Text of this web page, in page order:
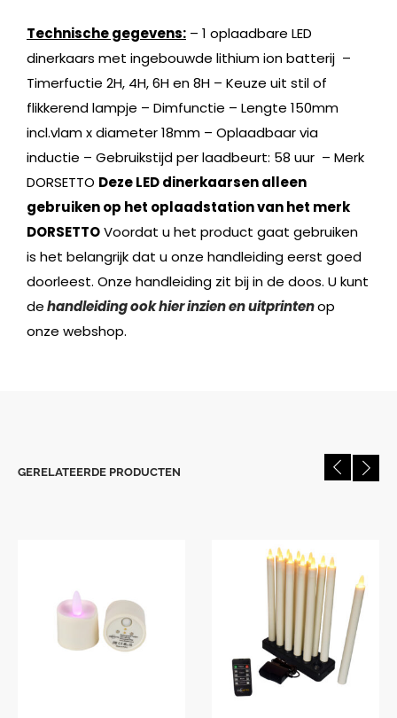
Technische gegevens: – 1 oplaadbare LED
dinerkaars met ingebouwde lithium ion batterij –
Timerfuctie 2H, 4H, 6H en 8H – Keuze uit stil of
flikkerend lampje – Dimfunctie – Lengte 150mm
incl.vlam x diameter 18mm – Oplaadbaar via
inductie – Gebruikstijd per laadbeurt: 58 uur – Merk
DORSETTO Deze LED dinerkaarsen alleen
gebruiken op het oplaadstation van het merk
DORSETTOVoordat u het product gaat gebruiken
is het belangrijk dat u onze handleiding eerst goed
doorleest. Onze handleiding zit bij in de doos. U kunt
dehandleiding ook hier inzien en uitprintenop
onze webshop.
GERELATEERDE PRODUCTEN